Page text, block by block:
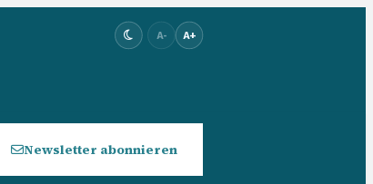
A- A+
Newsletter abonnieren